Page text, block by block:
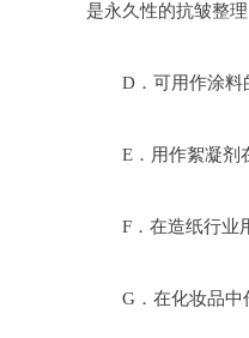
是永久性的抗皱整
D．可用作涂料的
E．用作絮凝剂在
F．在造纸行业用
G．在化妆品中作